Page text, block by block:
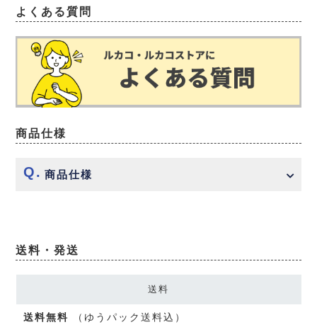
よくある質問
商品仕様
商品仕様
送料・発送
送料
送料無料 （ゆうパック送料込）